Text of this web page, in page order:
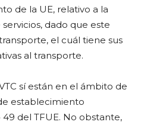
de la UE, relativo a la
dado que este
el cuál tiene sus
al transporte.
sí están en el ámbito de
establecimiento
del TFUE. No obstante,